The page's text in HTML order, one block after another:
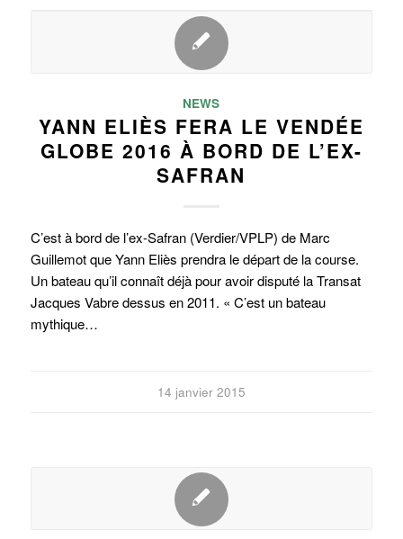
NEWS
YANN ELIÈS FERA LE VENDÉE
GLOBE 2016 À BORD DE L’EX-
SAFRAN
C’est à bord de l’ex-Safran (Verdier/VPLP) de Marc
Guillemot que Yann Eliès prendra le départ de la course.
Un bateau qu’il connaît déjà pour avoir disputé la Transat
Jacques Vabre dessus en 2011. « C’est un bateau
mythique…
14 janvier 2015